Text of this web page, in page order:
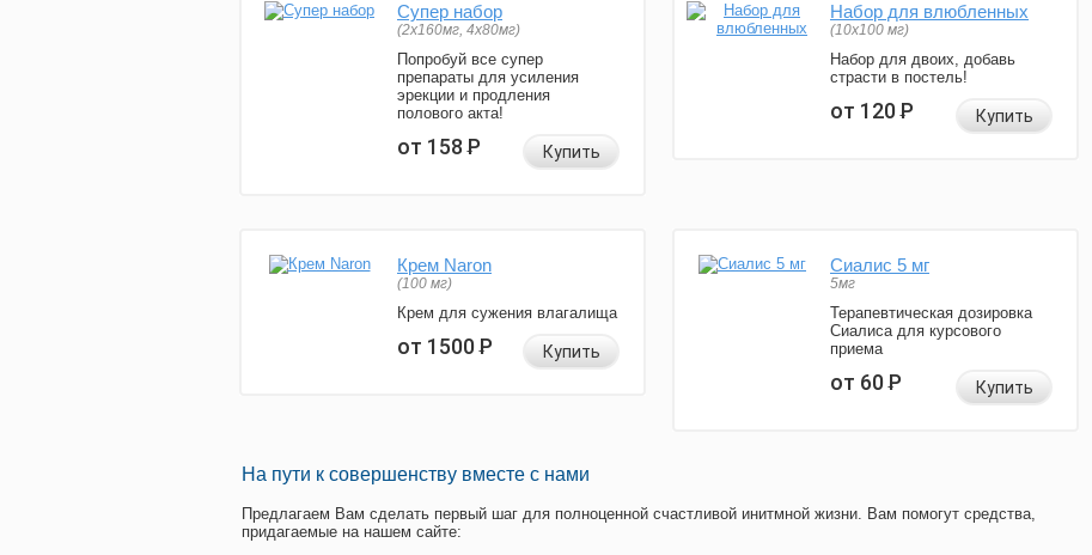
Супер набор
(2х160мг, 4х80мг)
Попробуй все супер
препараты для усиления
эрекции и продления
полового акта!
от 158Р Купить
Набор для влюбленных
(10х100 мг)
Набор для двоих, добавь
страсти в постель!
от 120Р Купить
Крем Naron
(100 мг)
Крем для сужения влагалища
от 1500Р Купить
Сиалис 5 мг
5мг
Терапевтическая дозировка
Сиалиса для курсового
приема
от 60Р Купить
На пути к совершенству вместе с нами
Предлагаем Вам сделать первый шаг для полноценной счастливой инитмной жизни. Вам помогут средства,
придагаемые на нашем сайте: